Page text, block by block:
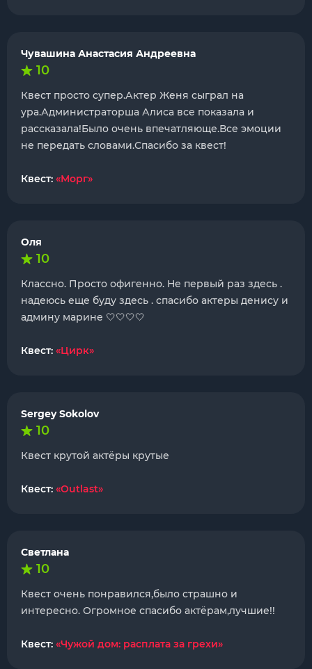
Чувашина Анастасия Андреевна
10
Квест просто супер.Актер Женя сыграл на
ура.Администраторша Алиса все показала и
рассказала!Было очень впечатляюще.Все эмоции
не передать словами.Спасибо за квест!
Квест: «Морг»
Оля
10
Классно. Просто офигенно. Не первый раз здесь .
надеюсь еще буду здесь . спасибо актеры денису и
админу марине 🤍🤍🤍🤍
Квест: «Цирк»
Sergey Sokolov
10
Квест крутой актёры крутые
Квест: «Outlast»
Светлана
10
Квест очень понравился,было страшно и
интересно. Огромное спасибо актëрам,лучшие!!
Квест: «Чужой дом: расплата за грехи»